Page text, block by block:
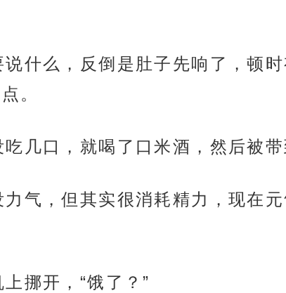
什么，反倒是肚子先响了，顿
。
几口，就喝了口米酒，然后被带
气，但其实很消耗精力，现在
挪开，“饿了？”